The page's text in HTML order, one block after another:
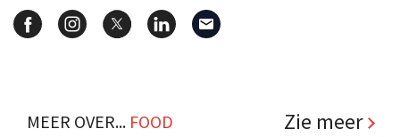
MEER OVER... FOOD Zie meer